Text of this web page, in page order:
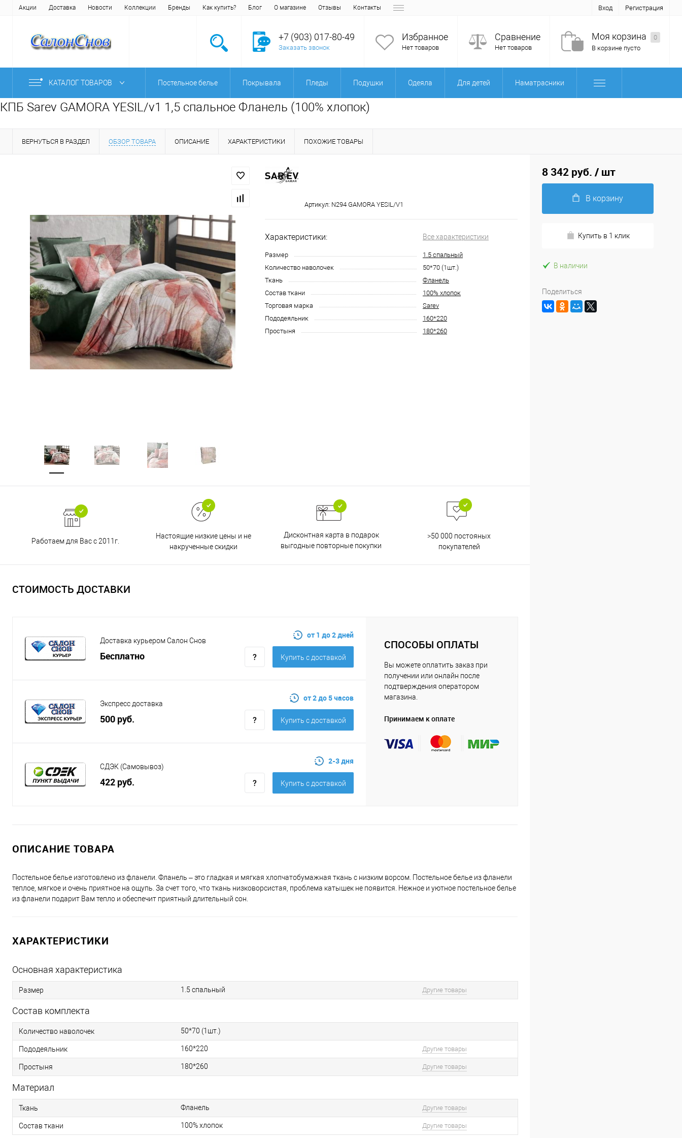
Акции Доставка Новости Коллекции Бренды Как купить? Блог О магазине Отзывы Контакты Вход Регистрация
+7 (903) 017-80-49
Заказать звонок
Избранное
Нет товаров
Сравнение
Нет товаров
Моя корзина
0
В корзине пусто
КАТАЛОГ ТОВАРОВ Постельное белье Покрывала Пледы Подушки Одеяла Для детей Наматрасники
КПБ Sarev GAMORA YESIL/v1 1,5 спальное Фланель (100% хлопок)
ВЕРНУТЬСЯ В РАЗДЕЛ ОБЗОР ТОВАРА ОПИСАНИЕ ХАРАКТЕРИСТИКИ ПОХОЖИЕ ТОВАРЫ
Артикул: N294 GAMORA YESIL/V1
Характеристики: Все характеристики
Размер
1.5 спальный
Количество наволочек
50*70 (1шт.)
Ткань
Фланель
Состав ткани
100% хлопок
Торговая марка
Sarev
Пододеяльник
160*220
Простыня
180*260
Работаем для Вас с 2011г.
Настоящие низкие цены и не
накрученные скидки
Дисконтная карта в подарок
выгодные повторные покупки
>50 000 постояных
покупателей
СТОИМОСТЬ ДОСТАВКИ
Доставка курьером Салон Снов
Бесплатно
от 1 до 2 дней
Купить c доставкой
Экспресс доставка
500 руб.
от 2 до 5 часов
Купить c доставкой
СДЭК (Самовывоз)
422 руб.
2-3 дня
Купить c доставкой
СПОСОБЫ ОПЛАТЫ
Вы можете оплатить заказ при
получении или онлайн после
подтверждения оператором
магазина.
Принимаем к оплате
ОПИСАНИЕ ТОВАРА
Постельное белье изготовлено из фланели. Фланель – это гладкая и мягкая хлопчатобумажная ткань с низким ворсом. Постельное белье из фланели
теплое, мягкое и очень приятное на ощупь. За счет того, что ткань низковорсистая, проблема катышек не появится. Нежное и уютное постельное белье
из фланели подарит Вам тепло и обеспечит приятный длительный сон.
ХАРАКТЕРИСТИКИ
Основная характеристика
Размер 1.5 спальный Другие товары
Состав комплекта
Количество наволочек 50*70 (1шт.)
Пододеяльник 160*220 Другие товары
Простыня 180*260 Другие товары
Материал
Ткань Фланель Другие товары
Состав ткани 100% хлопок Другие товары
8 342 руб. / шт
В корзину
Купить в 1 клик
В наличии
Поделиться